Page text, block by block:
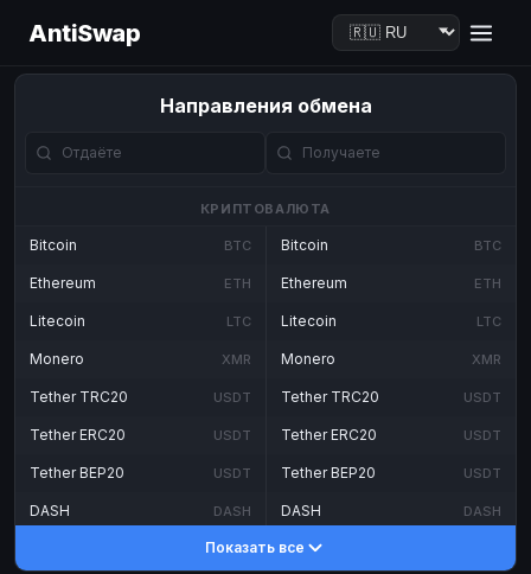
AntiSwap
Направления обмена
КРИПТОВАЛЮТА
Bitcoin BTC
Ethereum ETH
Litecoin LTC
Monero XMR
Tether TRC20 USDT
Tether ERC20 USDT
Tether BEP20 USDT
DASH DASH
TON
Bitcoin BTC
Ethereum ETH
Litecoin LTC
Monero XMR
Tether TRC20 USDT
Tether ERC20 USDT
Tether BEP20 USDT
DASH DASH
Toncoin
Показать все